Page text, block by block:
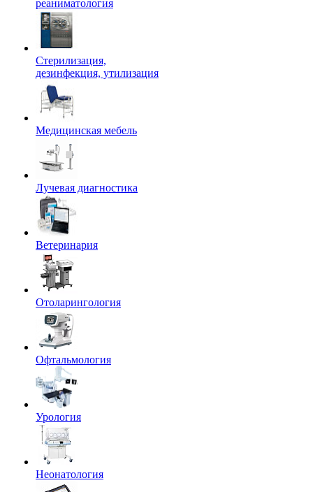
реаниматология
Стерилизация,
дезинфекция, утилизация
Медицинская мебель
Лучевая диагностика
Ветеринария
Отоларингология
Офтальмология
Урология
Неонатология